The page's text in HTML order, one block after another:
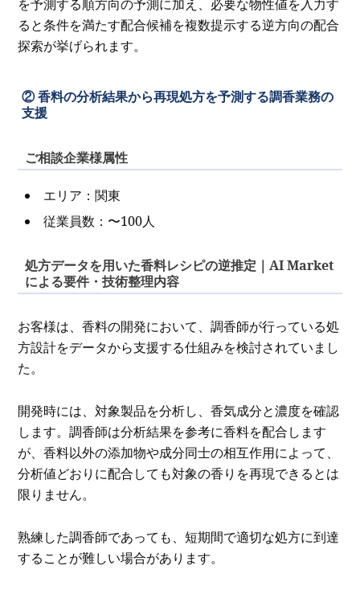
を予測する順方向の予測に加え、必要な物性値を入力す
ると条件を満たす配合候補を複数提示する逆方向の配合
探索が挙げられます。
② 香料の分析結果から再現処方を予測する調香業務の
支援
ご相談企業様属性
エリア：関東
従業員数：〜100人
処方データを用いた香料レシピの逆推定｜AI Market
による要件・技術整理内容
お客様は、香料の開発において、調香師が行っている処
方設計をデータから支援する仕組みを検討されていまし
た。
開発時には、対象製品を分析し、香気成分と濃度を確認
します。調香師は分析結果を参考に香料を配合します
が、香料以外の添加物や成分同士の相互作用によって、
分析値どおりに配合しても対象の香りを再現できるとは
限りません。
熟練した調香師であっても、短期間で適切な処方に到達
することが難しい場合があります。